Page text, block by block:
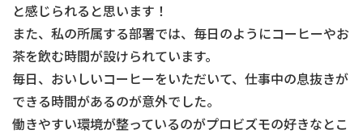
と感じられると思います！
また、私の所属する部署では、毎日のようにコーヒーやお
茶を飲む時間が設けられています。
毎日、おいしいコーヒーをいただいて、仕事中の息抜きが
できる時間があるのが意外でした。
働きやすい環境が整っているのがプロビズモの好きなとこ